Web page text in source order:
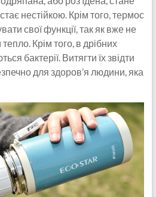
нестійкою. Крім того, термос
свої функції, так як вже не
Крім того, в дрібних
бактерії. Витягти їх звідти
для здоров’я людини, яка